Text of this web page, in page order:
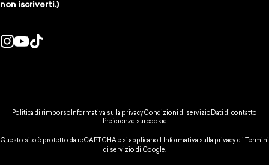
non iscriverti.)
Politica di rimborso Informativa sulla privacyCondizioni di servizio Dati di contatto
Preferenze sui cookie
Questo sito è protetto da reCAPTCHA e si applicano l' Informativa sulla privacye i Termini
di servizio di Google.